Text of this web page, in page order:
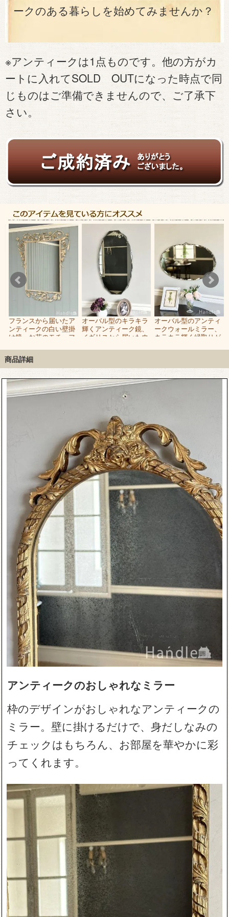
ークのある暮らしを始めてみませんか？
※アンティークは1点ものです。他の方がカ
ートに入れてSOLD OUTになった時点で同
じものはご準備できませんので、ご了承下
さい。
フランスから届いたア
ンティークの白い壁掛
け鏡、お花のモチーフ
のミラー
オーバル型のキラキラ
輝くアンティーク鏡、
イギリスから届いたウ
オーバル型のアンティ
ークウォールミラー、
キラキラ輝く縁取りが
商品詳細
アンティークのおしゃれなミラー
枠のデザインがおしゃれなアンティークの
ミラー。壁に掛けるだけで、身だしなみの
チェックはもちろん、お部屋を華やかに彩
ってくれます。